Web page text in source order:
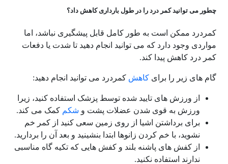
چطور می توانید کمر درد را در طول بارداری کاهش داد؟
کمردرد ممکن است به طور کامل قابل پیشگیری نباشد، اما
مواردی وجود دارد که می توانید انجام دهید تا شدت یا دفعات
کمر درد کاهش پیدا کند.
گام های زیر را برای کاهش کمردرد می توانید انجام دهید:
از ورزش های تایید شده توسط پزشک استفاده کنید، زیرا
ورزش به قوی شدن عضلات پشت و شکم کمک می کند.
برای برداشتن اشیا از روی زمین سعی کنید از کمر خم
نشوید، با خم کردن زانوها ابتدا بنشینید و بعد آن را بردارید.
از کفش های پاشنه بلند و کفش هایی که تکیه گاه مناسبی
ندارند استفاده نکنید.